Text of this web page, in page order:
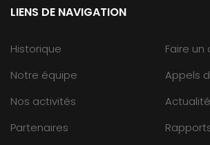
LIENS DE NAVIGATION
Historique
Notre équipe
Nos activités
Partenaires
Faire un
Appels